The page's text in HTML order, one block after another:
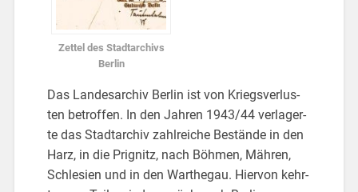
Zet­tel des Stadt­ar­chivs
Ber­lin
Das Lan­des­ar­chiv Ber­lin ist von Kriegs­ver­lus­
ten be­trof­fen. In den Jah­ren 1943/44 ver­la­ger­
te das Stadt­ar­chiv zahl­rei­che Be­stän­de in den
Harz, in die Pri­gnitz, nach Böh­men, Mäh­ren,
Schle­si­en und in den Wart­he­gau. Hier­von kehr­